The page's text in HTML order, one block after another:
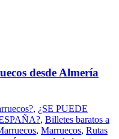
desde Almería
, ¿SE PUEDE
, Billetes baratos a
, Marruecos, Rutas